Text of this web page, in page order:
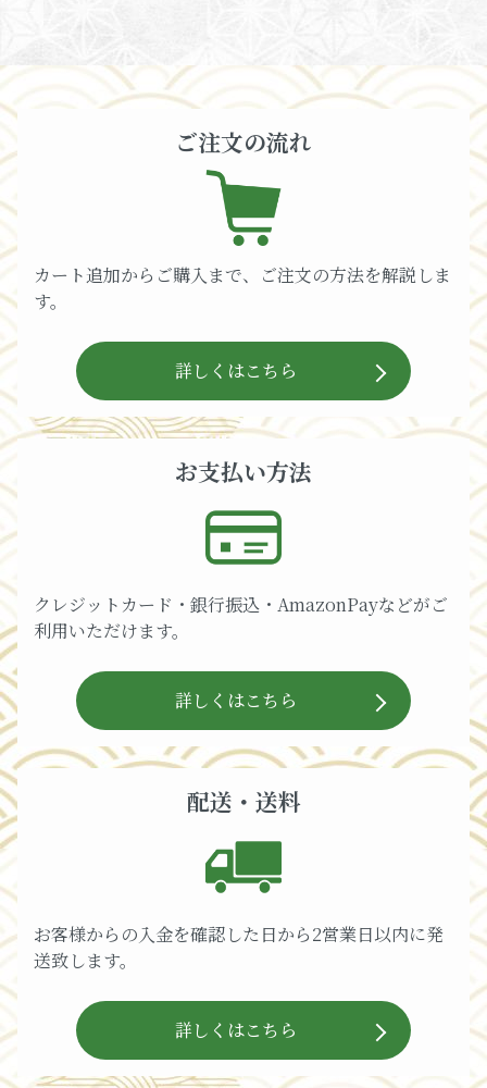
ご注文の流れ
カート追加からご購入まで、ご注文の方法を解説しま
す。
詳しくはこちら
お支払い方法
クレジットカード・銀行振込・AmazonPayなどがご
利用いただけます。
詳しくはこちら
配送・送料
お客様からの入金を確認した日から2営業日以内に発
送致します。
詳しくはこちら